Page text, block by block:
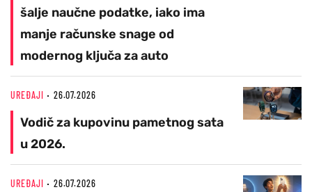
šalje naučne podatke, iako ima
manje računske snage od
modernog ključa za auto
UREĐAJI 26.07.2026
Vodič za kupovinu pametnog sata
u 2026.
UREĐAJI 26.07.2026